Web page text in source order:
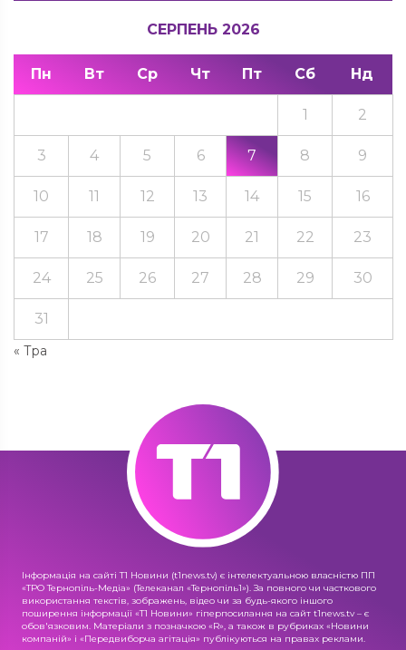
СЕРПЕНЬ 2026
Пн Вт Ср Чт Пт Сб Нд
« Тра
1 2
3 4 5 6 7 8 9
10 11 12 13 14 15 16
17 18 19 20 21 22 23
24 25 26 27 28 29 30
31
Інформація на сайті Т1 Новини (t1news.tv) є інтелектуальною власністю ПП
«ТРО Тернопіль-Медіа» (Телеканал «Тернопіль1»). За повного чи часткового
використання текстів, зображень, відео чи за будь-якого іншого
поширення інформації «Т1 Новини» гіперпосилання на сайт t1news.tv – є
обов'язковим. Матеріали з позначкою «R», а також в рубриках «Новини
компаній» і «Передвиборча агітація» публікуються на правах реклами.